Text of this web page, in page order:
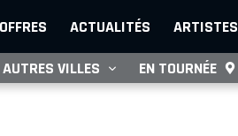
ACTUALITÉS ARTISTES
AUTRES VILLES EN TOURNÉE